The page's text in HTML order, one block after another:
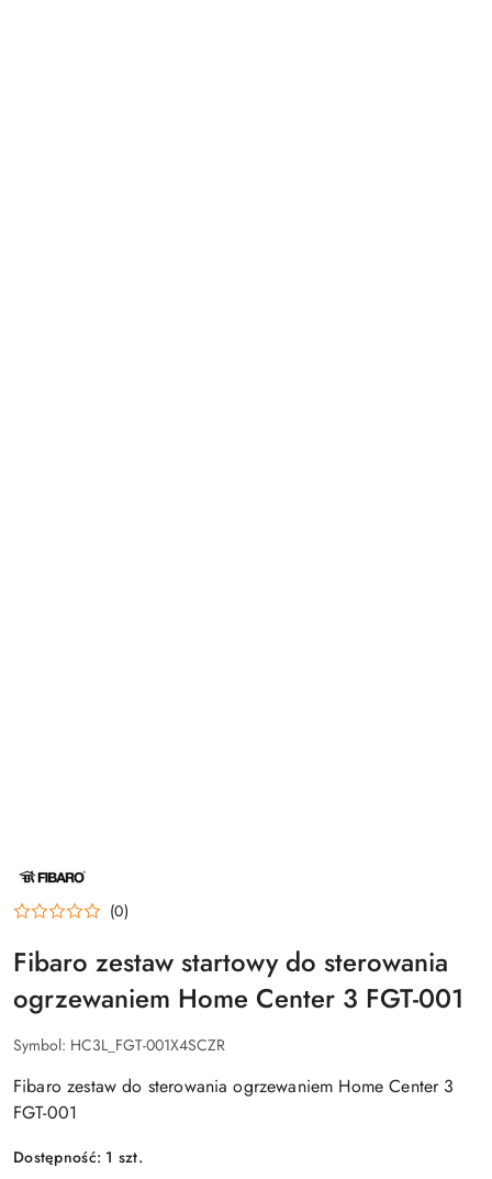
NAZWA
PRODUCENTA:
FIBARO
(0)
Fibaro zestaw startowy do sterowania
ogrzewaniem Home Center 3 FGT-001
Symbol: HC3L_FGT-001X4SCZR
Fibaro zestaw do sterowania ogrzewaniem Home Center 3
FGT-001
Dostępność: 1 szt.